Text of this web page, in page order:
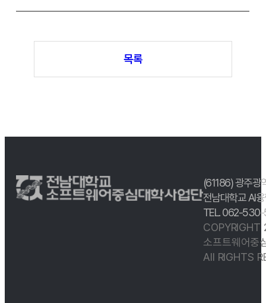
목록
(61186) 광주광
전남대학교 AI
TEL. 062-
COPYRIGHT
소프트웨어중
All RIGHTS